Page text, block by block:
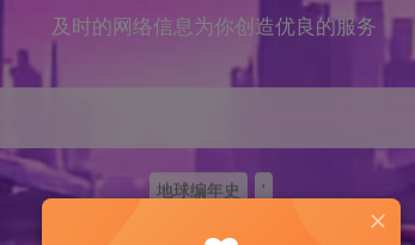
及时的网络信息为你创造优良的服务
地球编年史 '